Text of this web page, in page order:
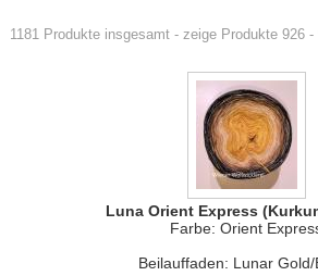
1181 Produkte insgesamt - zeige Produkte 926 -
Luna Orient Express
Farbe: Orient
Beilauffaden: Lunar Gold/